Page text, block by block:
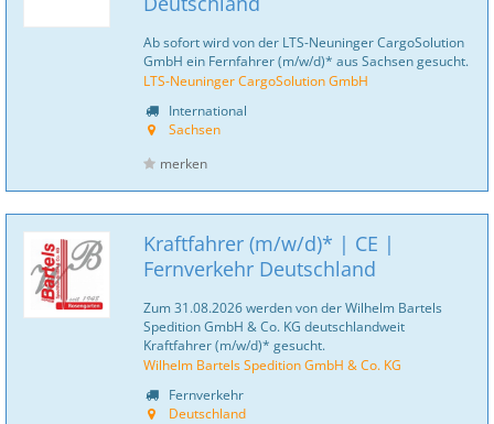
Ab sofort wird von der LTS-Neuninger CargoSolution
GmbH ein Fernfahrer (m/w/d)* aus Sachsen gesucht.
LTS-Neuninger CargoSolution GmbH
International
Sachsen
merken
Kraftfahrer (m/w/d)* | CE |
Fernverkehr Deutschland
Zum 31.08.2026 werden von der Wilhelm Bartels
Spedition GmbH & Co. KG deutschlandweit
Kraftfahrer (m/w/d)* gesucht.
Wilhelm Bartels Spedition GmbH & Co. KG
Fernverkehr
Deutschland